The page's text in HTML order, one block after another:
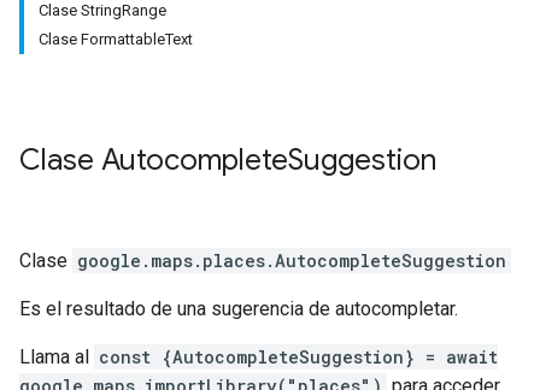
Clase StringRange
Clase FormattableText
Clase AutocompleteSuggestion
Clase google.maps.places.AutocompleteSuggestion
Es el resultado de una sugerencia de autocompletar.
Llama al const {AutocompleteSuggestion} = await